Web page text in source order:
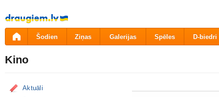
Pāriet
uz
saturu
Šodien Ziņas Galerijas Spēles D-biedri
Kino
Aktuāli